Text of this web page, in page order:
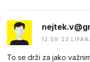
12:59
To se drži za jako